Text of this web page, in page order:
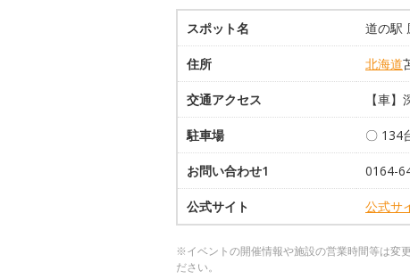
スポット名 道の駅
住所 北海道
交通アクセス 【車
駐車場 〇 134
お問い合わせ1 0164-
公式サイト 公式サ
※イベントの開催情報や施設の営業時間等は変
ださい。